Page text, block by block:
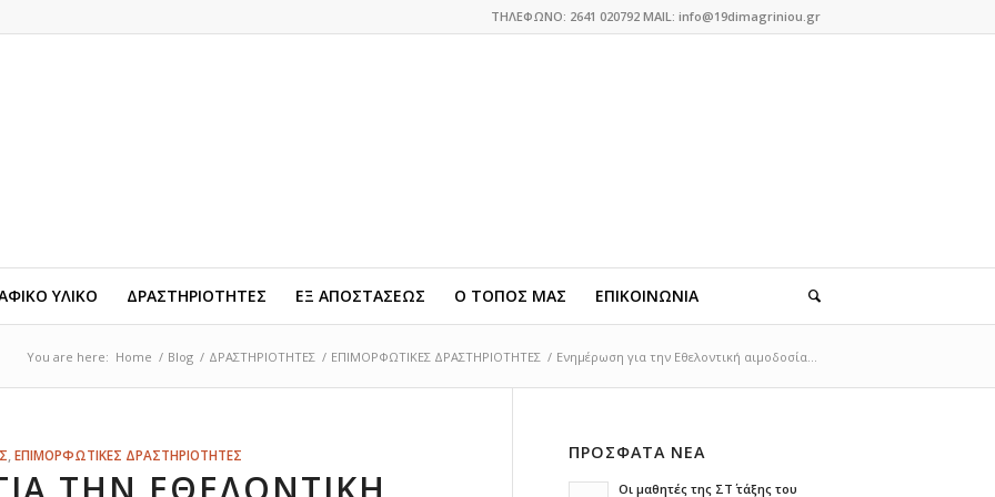
ΤΗΛΕΦΩΝΟ: 2641 020792 MAIL: info@19dimagriniou.gr
ΥΛΙΚΟ ΔΡΑΣΤΗΡΙΟΤΗΤΕΣ ΕΞ ΑΠΟΣΤΑΣΕΩΣ Ο ΤΟΠΟΣ ΜΑΣ ΕΠΙΚΟΙΝΩΝΙΑ
You are here: Home / Blog / ΔΡΑΣΤΗΡΙΟΤΗΤΕΣ / ΕΠΙΜΟΡΦΩΤΙΚΕΣ ΔΡΑΣΤΗΡΙΟΤΗΤΕΣ / Ενημέρωση για την Εθελοντική αιμοδοσία...
ΕΠΙΜΟΡΦΩΤΙΚΕΣ ΔΡΑΣΤΗΡΙΟΤΗΤΕΣ ΠΡΟΣΦΑΤΑ ΝΕΑ
Οι μαθητές της ΣΤ΄ τάξης του